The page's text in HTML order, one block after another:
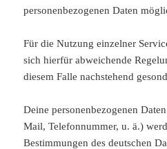
personenbezogenen Daten
Für die Nutzung einzelner
sich hierfür abweichende
diesem Falle nachstehend
Deine personenbezogenen
Mail, Telefonnummer, u. ä.)
Bestimmungen des deutschen